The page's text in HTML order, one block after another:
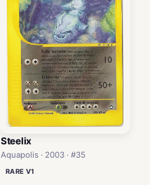
Steelix
Aquapolis · 2003 · #35
RARE V1